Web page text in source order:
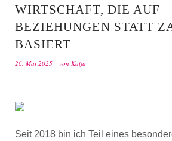
WIRTSCHAFT, DIE AUF
BEZIEHUNGEN STATT
BASIERT
26. Mai 2025 von Katja
Seit 2018 bin ich Teil eines